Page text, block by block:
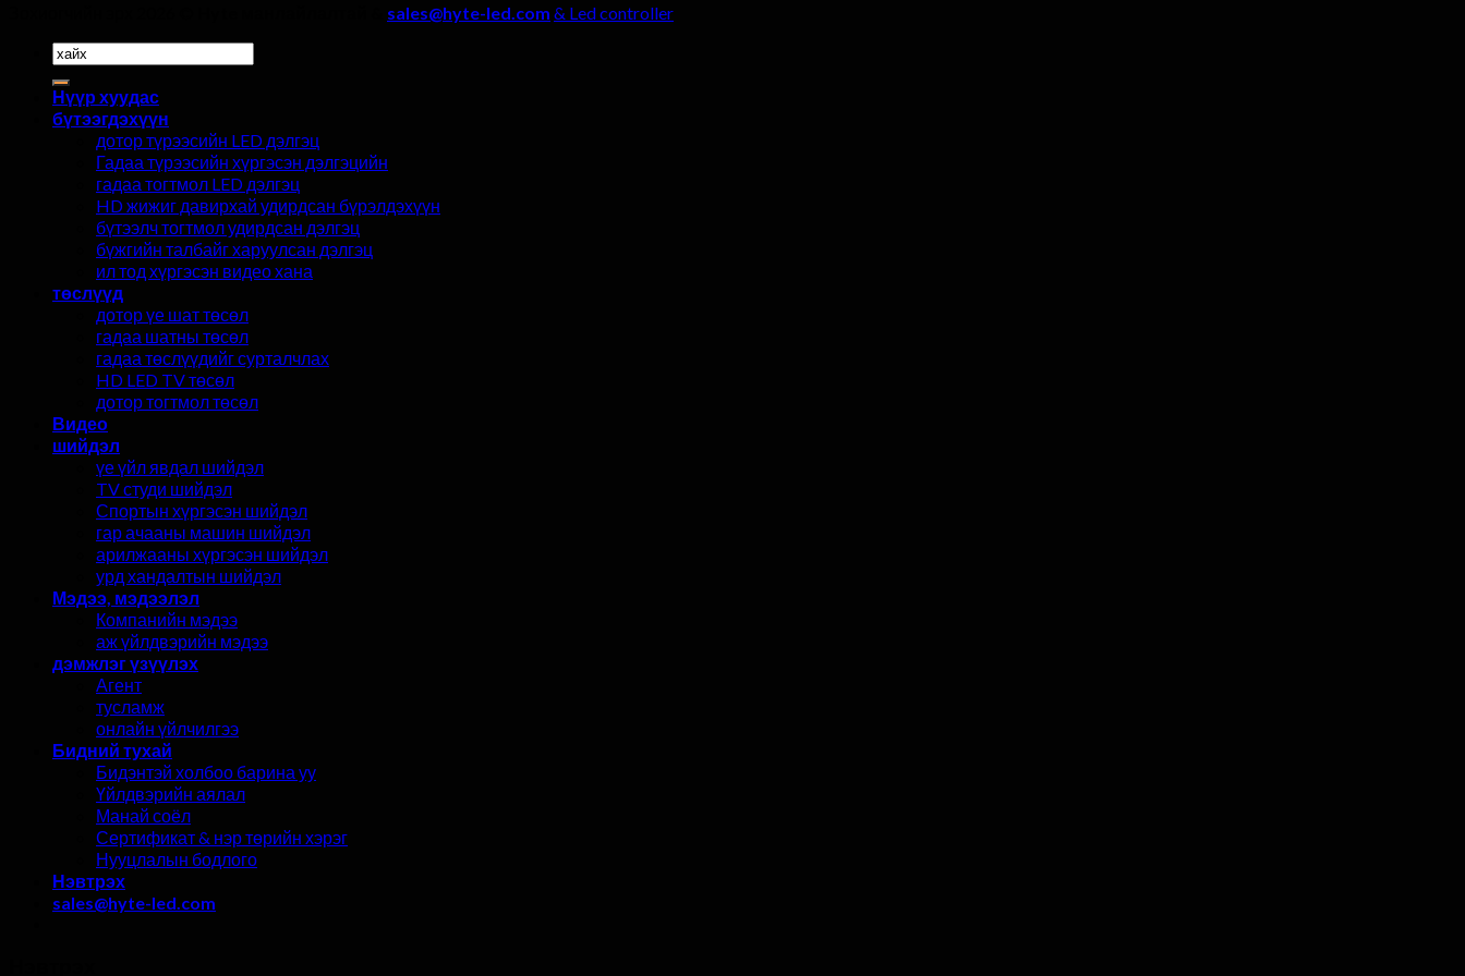
sales@hyte-led.com & Led controller
Хайх:
Нүүр хуудас
бүтээгдэхүүн
дотор түрээсийн LED дэлгэц
Гадаа түрээсийн хүргэсэн дэлгэцийн
гадаа тогтмол LED дэлгэц
HD жижиг давирхай удирдсан бүрэлдэхүүн
бүтээлч тогтмол удирдсан дэлгэц
бүжгийн талбайг харуулсан дэлгэц
ил тод хүргэсэн видео хана
төслүүд
дотор үе шат төсөл
гадаа шатны төсөл
гадаа төслүүдийг сурталчлах
HD LED TV төсөл
дотор тогтмол төсөл
Видео
шийдэл
үе үйл явдал шийдэл
TV студи шийдэл
Спортын хүргэсэн шийдэл
гар ачааны машин шийдэл
арилжааны хүргэсэн шийдэл
урд хандалтын шийдэл
Мэдээ, мэдээлэл
Компанийн мэдээ
аж үйлдвэрийн мэдээ
дэмжлэг үзүүлэх
Агент
тусламж
онлайн үйлчилгээ
Бидний тухай
Бидэнтэй холбоо барина уу
Үйлдвэрийн аялал
Манай соёл
Сертификат & нэр төрийн хэрэг
Нууцлалын бодлого
Нэвтрэх
sales@hyte-led.com